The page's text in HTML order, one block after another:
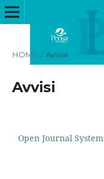
HOME / Avvisi
Avvisi
Open Journal